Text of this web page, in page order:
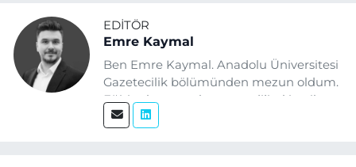
EDITÖR
Emre Kaymal
Ben Emre Kaymal. Anadolu Üniversitesi
Gazetecilik bölümünden mezun oldum.
Eğitim hayatım boyunca dijital içerik
üretimi ve arama motoru